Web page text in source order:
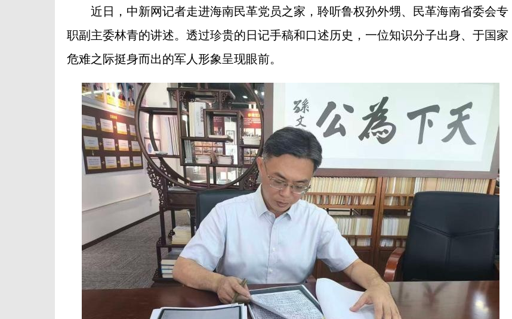
近日，中新网记者走进海南民革党员之家，聆听鲁权孙外甥、民革海南省委会专
职副主委林青的讲述。透过珍贵的日记手稿和口述历史，一位知识分子出身、于国家
危难之际挺身而出的军人形象呈现眼前。